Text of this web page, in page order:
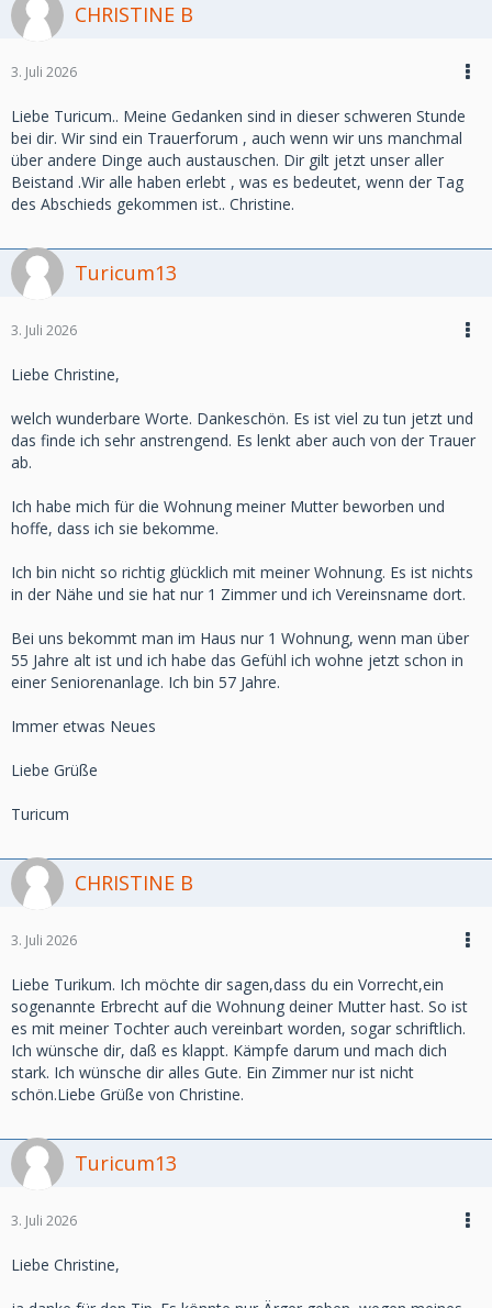
CHRISTINE B
3. Juli 2026
Liebe Turicum.. Meine Gedanken sind in dieser schweren Stunde
bei dir. Wir sind ein Trauerforum , auch wenn wir uns manchmal
über andere Dinge auch austauschen. Dir gilt jetzt unser aller
Beistand .Wir alle haben erlebt , was es bedeutet, wenn der Tag
des Abschieds gekommen ist.. Christine.
Turicum13
3. Juli 2026
Liebe Christine,
welch wunderbare Worte. Dankeschön. Es ist viel zu tun jetzt und
das finde ich sehr anstrengend. Es lenkt aber auch von der Trauer
ab.
Ich habe mich für die Wohnung meiner Mutter beworben und
hoffe, dass ich sie bekomme.
Ich bin nicht so richtig glücklich mit meiner Wohnung. Es ist nichts
in der Nähe und sie hat nur 1 Zimmer und ich Vereinsname dort.
Bei uns bekommt man im Haus nur 1 Wohnung, wenn man über
55 Jahre alt ist und ich habe das Gefühl ich wohne jetzt schon in
einer Seniorenanlage. Ich bin 57 Jahre.
Immer etwas Neues
Liebe Grüße
Turicum
CHRISTINE B
3. Juli 2026
Liebe Turikum. Ich möchte dir sagen,dass du ein Vorrecht,ein
sogenannte Erbrecht auf die Wohnung deiner Mutter hast. So ist
es mit meiner Tochter auch vereinbart worden, sogar schriftlich.
Ich wünsche dir, daß es klappt. Kämpfe darum und mach dich
stark. Ich wünsche dir alles Gute. Ein Zimmer nur ist nicht
schön.Liebe Grüße von Christine.
Turicum13
3. Juli 2026
Liebe Christine,